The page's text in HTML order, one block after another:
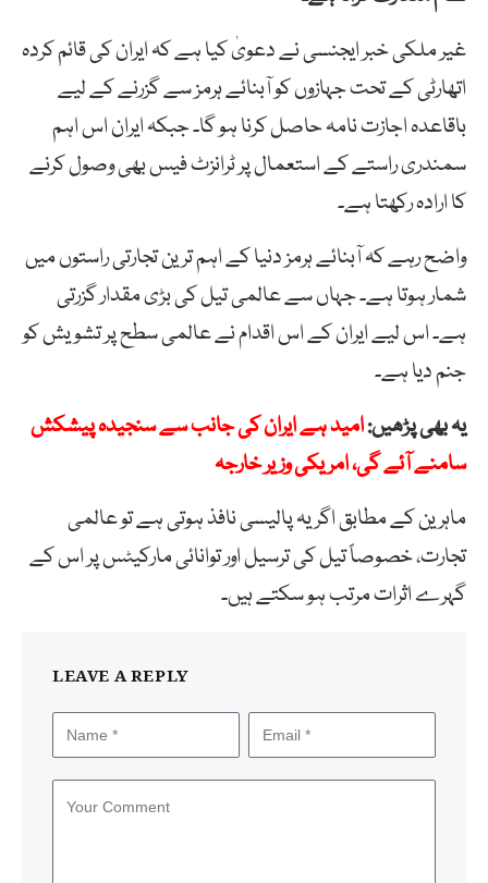
غیر ملکی خبر ایجنسی نے دعویٰ کیا ہے کہ ایران کی قائم کردہ
اتھارٹی کے تحت جہازوں کو آبنائے ہرمز سے گزرنے کے لیے
باقاعدہ اجازت نامہ حاصل کرنا ہو گا۔ جبکہ ایران اس اہم
سمندری راستے کے استعمال پر ٹرانزٹ فیس بھی وصول کرنے
کا ارادہ رکھتا ہے۔
واضح رہے کہ آبنائے ہرمز دنیا کے اہم ترین تجارتی راستوں میں
شمار ہوتا ہے۔ جہاں سے عالمی تیل کی بڑی مقدار گزرتی
ہے۔ اس لیے ایران کے اس اقدام نے عالمی سطح پر تشویش کو
جنم دیا ہے۔
یہ بھی پڑھیں:امید ہے ایران کی جانب سے سنجیدہ پیشکش
سامنے آئے گی، امریکی وزیر خارجہ
ماہرین کے مطابق اگر یہ پالیسی نافذ ہوتی ہے تو عالمی
تجارت، خصوصاً تیل کی ترسیل اور توانائی مارکیٹس پر اس کے
گہرے اثرات مرتب ہو سکتے ہیں۔
LEAVE A REPLY